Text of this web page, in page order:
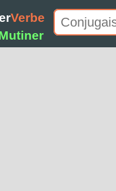
Verbe